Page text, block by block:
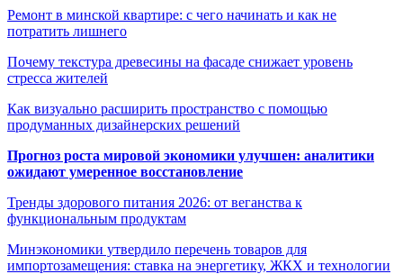
Ремонт в минской квартире: с чего начинать и как не
потратить лишнего
Почему текстура древесины на фасаде снижает уровень
стресса жителей
Как визуально расширить пространство с помощью
продуманных дизайнерских решений
Прогноз роста мировой экономики улучшен: аналитики
ожидают умеренное восстановление
Тренды здорового питания 2026: от веганства к
функциональным продуктам
Минэкономики утвердило перечень товаров для
импортозамещения: ставка на энергетику, ЖКХ и технологии